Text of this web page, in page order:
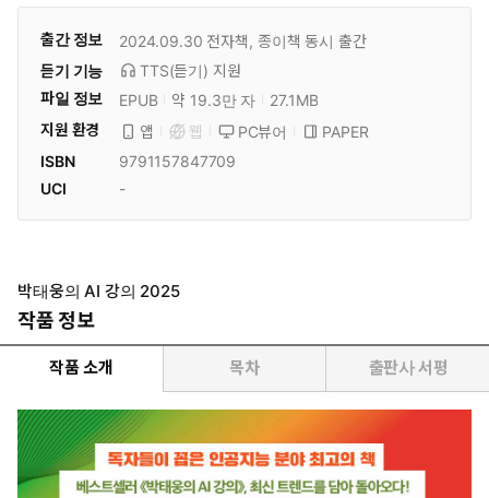
출간 정보 2024.09.30 전자책, 종이책 동시 출간
듣기 기능
TTS(듣기) 지원
파일 정보
EPUB 약 19.3만 자
27.1MB
지원 환경
앱 웹 PC뷰어
PAPER
ISBN
9791157847709
UCI
-
박태웅의 AI 강의 2025
작품 정보
작품 소개 목차 출판사 서평